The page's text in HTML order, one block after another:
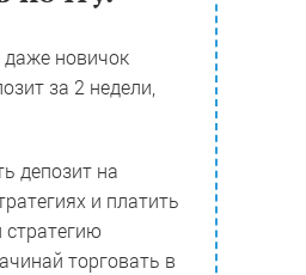
новичок
за 2 недели,
депозит на
и платить
стратегию
торговать в